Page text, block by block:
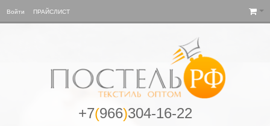
Войти ПРАЙСЛИСТ
+7(966)304-16-22